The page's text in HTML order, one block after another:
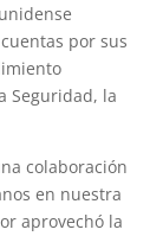
por sus
Seguridad, la
colaboración
en nuestra
aprovechó la